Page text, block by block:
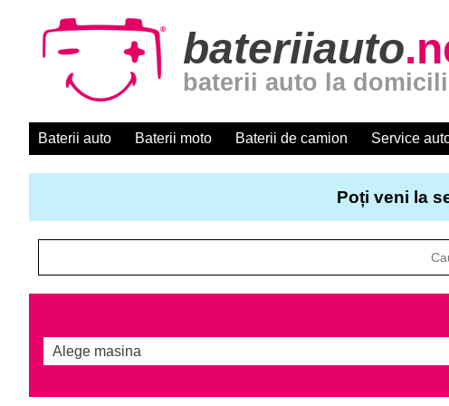
bateriiauto
baterii auto la
Baterii auto Baterii moto Baterii de camion Service
Poți veni la